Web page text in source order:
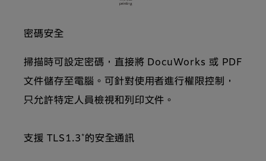
密碼安全
掃描時可設定密碼，直接將 DocuWorks 或 PDF
文件儲存至電腦。可針對使用者進行權限控制，
只允許特定人員檢視和列印文件。
支援 TLS1.3 * 的安全通訊